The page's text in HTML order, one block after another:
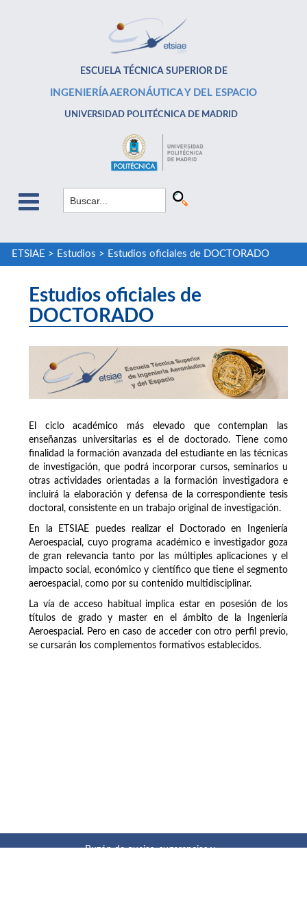
ESCUELA TÉCNICA SUPERIOR DE
INGENIERÍA AERONÁUTICA Y DEL ESPACIO
UNIVERSIDAD POLITÉCNICA DE MADRID
ETSIAE > Estudios > Estudios oficiales de DOCTORADO
Estudios oficiales de
DOCTORADO
El ciclo académico más elevado que contemplan las
enseñanzas universitarias es el de doctorado. Tiene como
finalidad la formación avanzada del estudiante en las técnicas
de investigación, que podrá incorporar cursos, seminarios u
otras actividades orientadas a la formación investigadora e
incluirá la elaboración y defensa de la correspondiente tesis
doctoral, consistente en un trabajo original de investigación.
En la ETSIAE puedes realizar el Doctorado en Ingeniería
Aeroespacial, cuyo programa académico e investigador goza
de gran relevancia tanto por las múltiples aplicaciones y el
impacto social, económico y científico que tiene el segmento
aeroespacial, como por su contenido multidisciplinar.
La vía de acceso habitual implica estar en posesión de los
títulos de grado y master en el ámbito de la Ingeniería
Aeroespacial. Pero en caso de acceder con otro perfil previo,
se cursarán los complementos formativos establecidos.
Buzón de quejas, sugerencias y